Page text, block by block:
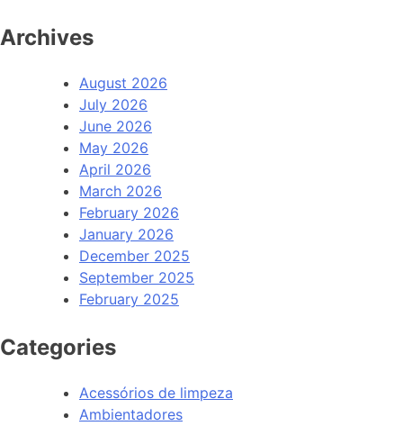
Archives
August 2026
July 2026
June 2026
May 2026
April 2026
March 2026
February 2026
January 2026
December 2025
September 2025
February 2025
Categories
Acessórios de limpeza
Ambientadores